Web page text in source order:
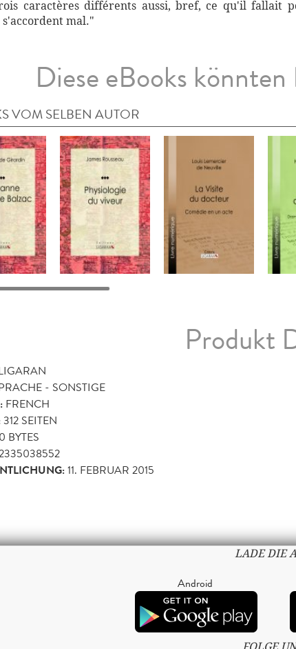
caractères différents aussi, bref, ce qu'il fallait
mal."
Diese eBooks
VOM SELBEN AUTOR
Produkt
- SONSTIGE
FRENCH
312 SEITEN
0 BYTES
11. FEBRUAR 2015
LADE DIE
Android